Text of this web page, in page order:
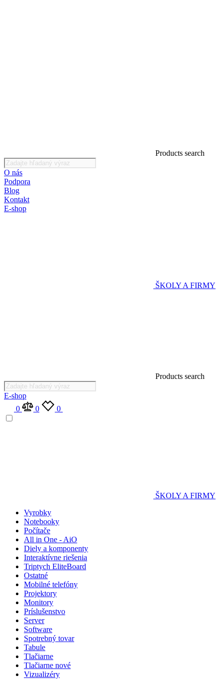
Products search
O nás
Podpora
Blog
Kontakt
E-shop
ŠKOLY A FIRMY
Products search
E-shop
0
0 0
ŠKOLY A FIRMY
Vyrobky
Notebooky
Počítače
All in One - AiO
Diely a komponenty
Interaktívne riešenia
Triptych EliteBoard
Ostatné
Mobilné telefóny
Projektory
Monitory
Príslušenstvo
Server
Software
Spotrebný tovar
Tabule
Tlačiarne
Tlačiarne nové
Vizualizéry